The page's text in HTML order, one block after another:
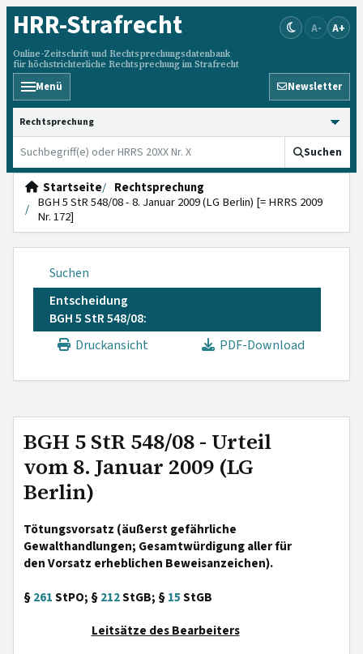
HRR-Strafrecht
Online-Zeitschrift und Rechtsprechungsdatenbank
für höchstrichterliche Rechtsprechung im Strafrecht
A- A+
Menü Newsletter
HRRS durchsuchen
Suchen
Startseite
Rechtsprechung
BGH 5 StR 548/08 - 8. Januar 2009 (LG Berlin) [= HRRS 2009
Nr. 172]
Suchen
Entscheidung
BGH 5 StR 548/08:
Druckansicht
PDF-Download
BGH 5 StR 548/08 - Urteil
vom 8. Januar 2009 (LG
Berlin)
Tötungsvorsatz (äußerst gefährliche
Gewalthandlungen; Gesamtwürdigung aller für
den Vorsatz erheblichen Beweisanzeichen).
§261StPO; §212StGB; §15StGB
Leitsätze des Bearbeiters